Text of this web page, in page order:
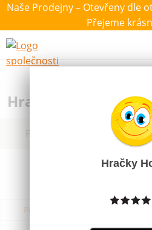
Naše Prodejny – Otevřeny dle
Přejeme
Hračky pro děti do
Filtrovat dle dostupnosti,
Podle názvu od A do Z
Hračky